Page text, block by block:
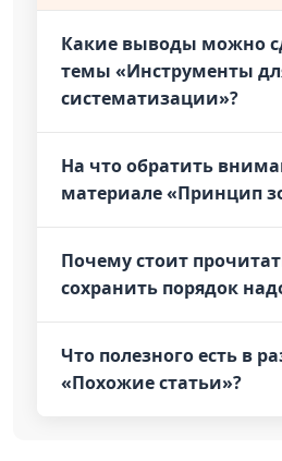
Какие выводы можно
темы «Инструменты
систематизации»?
На что обратить
материале «Принцип
Почему стоит
сохранить порядок
Что полезного есть в
«Похожие статьи»?